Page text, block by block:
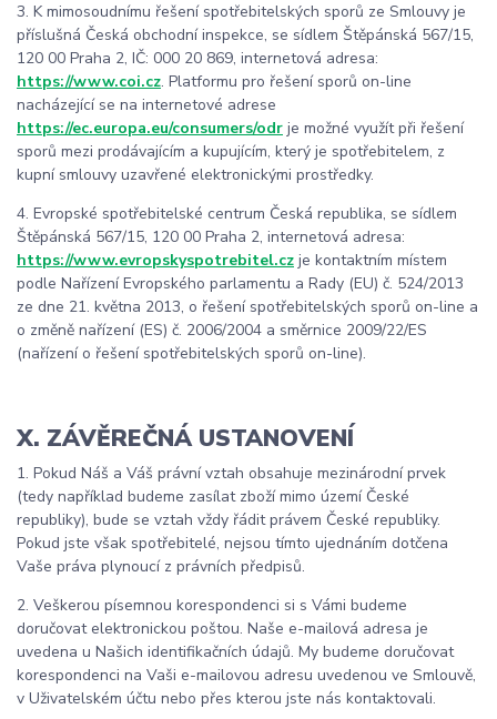
3. K mimosoudnímu řešení spotřebitelských sporů ze Smlouvy je
příslušná Česká obchodní inspekce, se sídlem Štěpánská 567/15,
120 00 Praha 2, IČ: 000 20 869, internetová adresa:
https://www.coi.cz. Platformu pro řešení sporů on-line
nacházející se na internetové adrese
https://ec.europa.eu/consumers/odr je možné využít při řešení
sporů mezi prodávajícím a kupujícím, který je spotřebitelem, z
kupní smlouvy uzavřené elektronickými prostředky.
4. Evropské spotřebitelské centrum Česká republika, se sídlem
Štěpánská 567/15, 120 00 Praha 2, internetová adresa:
https://www.evropskyspotrebitel.cz je kontaktním místem
podle Nařízení Evropského parlamentu a Rady (EU) č. 524/2013
ze dne 21. května 2013, o řešení spotřebitelských sporů on-line a
o změně nařízení (ES) č. 2006/2004 a směrnice 2009/22/ES
(nařízení o řešení spotřebitelských sporů on-line).
X. ZÁVĚREČNÁ USTANOVENÍ
1. Pokud Náš a Váš právní vztah obsahuje mezinárodní prvek
(tedy například budeme zasílat zboží mimo území České
republiky), bude se vztah vždy řádit právem České republiky.
Pokud jste však spotřebitelé, nejsou tímto ujednáním dotčena
Vaše práva plynoucí z právních předpisů.
2. Veškerou písemnou korespondenci si s Vámi budeme
doručovat elektronickou poštou. Naše e-mailová adresa je
uvedena u Našich identifikačních údajů. My budeme doručovat
korespondenci na Vaši e-mailovou adresu uvedenou ve Smlouvě,
v Uživatelském účtu nebo přes kterou jste nás kontaktovali.